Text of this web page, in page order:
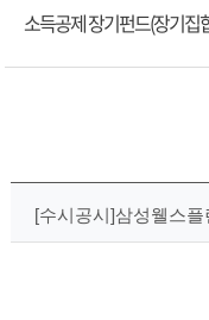
소득공제 장기펀드(장기집
[수시공시]삼성웰스